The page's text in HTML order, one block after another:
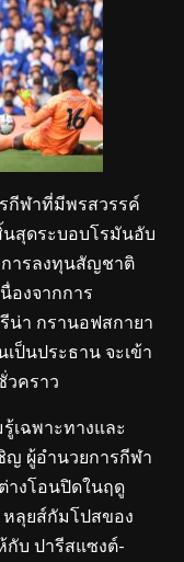
กีฬาที่มีพรสวรรค์
สุดระบอบโรมันอับ
การลงทุนสัญชาติ
องจากการ
น่า กรานอฟสกายา
ป็นประธาน จะเข้า
วคราว
เฉพาะทางและ
ญ ผู้อำนวยการกีฬา
างโอนปิดในฤดู
ลุยส์กัมโปสของ
กับ ปารีสแซงต์-